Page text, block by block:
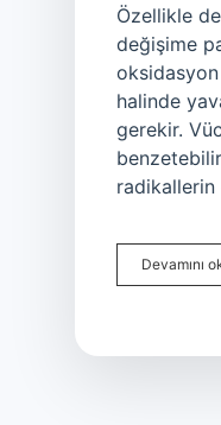
Özellikle
değişime
halinde
gerekir.
radikallerin
Devamını